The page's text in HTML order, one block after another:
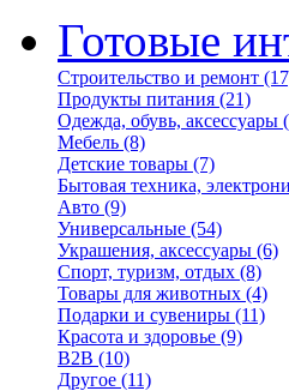
Готовые
Строительство и ремонт
Продукты питания (21)
Одежда, обувь, аксессуары
Мебель (8)
Детские товары (7)
Бытовая техника,
Авто (9)
Универсальные (54)
Украшения, аксессуары (6)
Спорт, туризм, отдых (8)
Товары для животных (4)
Подарки и сувениры (11)
Красота и здоровье (9)
B2B (10)
Другое (11)